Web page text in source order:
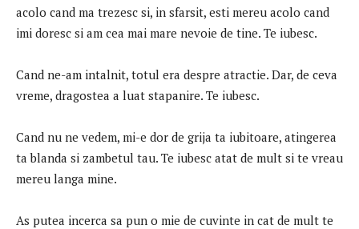
acolo cand ma trezesc si, in sfarsit, esti mereu acolo cand
imi doresc si am cea mai mare nevoie de tine. Te iubesc.
Cand ne-am intalnit, totul era despre atractie. Dar, de ceva
vreme, dragostea a luat stapanire. Te iubesc.
Cand nu ne vedem, mi-e dor de grija ta iubitoare, atingerea
ta blanda si zambetul tau. Te iubesc atat de mult si te vreau
mereu langa mine.
As putea incerca sa pun o mie de cuvinte in cat de mult te